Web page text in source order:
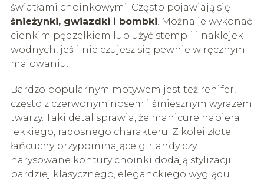
światłami choinkowymi. Często pojawiają się
śnieżynki, gwiazdki i bombki. Można je wykonać
cienkim pędzelkiem lub użyć stempli i naklejek
wodnych, jeśli nie czujesz się pewnie w ręcznym
malowaniu.
Bardzo popularnym motywem jest też renifer,
często z czerwonym nosem i śmiesznym wyrazem
twarzy. Taki detal sprawia, że manicure nabiera
lekkiego, radosnego charakteru. Z kolei złote
łańcuchy przypominające girlandy czy
narysowane kontury choinki dodają stylizacji
bardziej klasycznego, eleganckiego wyglądu.